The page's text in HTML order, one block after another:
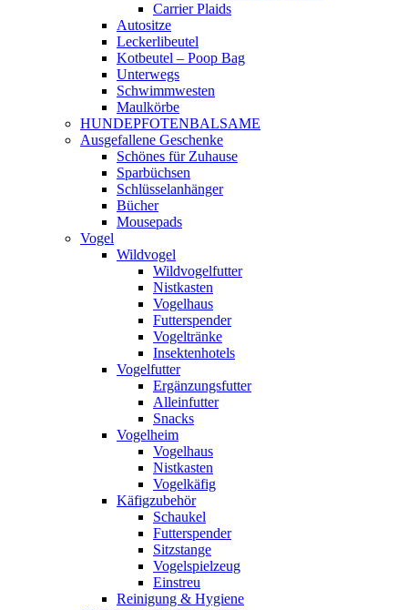
Carrier Plaids
Autositze
Leckerlibeutel
Kotbeutel – Poop Bag
Unterwegs
Schwimmwesten
Maulkörbe
HUNDEPFOTENBALSAME
Ausgefallene Geschenke
Schönes für Zuhause
Sparbüchsen
Schlüsselanhänger
Bücher
Mousepads
Vogel
Wildvogel
Wildvogelfutter
Nistkasten
Vogelhaus
Futterspender
Vogeltränke
Insektenhotels
Vogelfutter
Ergänzungsfutter
Alleinfutter
Snacks
Vogelheim
Vogelhaus
Nistkasten
Vogelkäfig
Käfigzubehör
Schaukel
Futterspender
Sitzstange
Vogelspielzeug
Einstreu
Reinigung & Hygiene